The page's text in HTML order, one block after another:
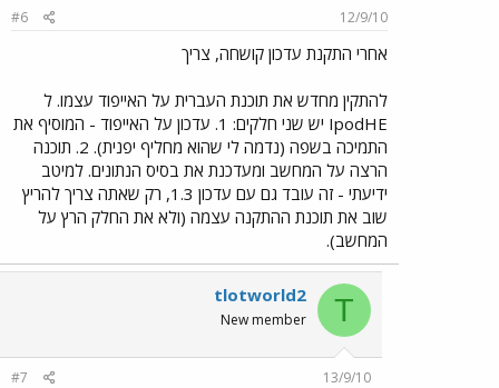
12/9/10
#6
אחרי התקנת עדכון קושחה, צריך
להתקין מחדש את תוכנת העברית על האייפוד עצמו. ל
IpodHE יש שני חלקים: 1. עדכון על האייפוד - המוסיף את
התמיכה בשפה (נדמה לי שהוא מחליף יפנית). 2. תוכנה
הרצה על המחשב ומעדכנת את בסיס הנתונים. למיטב
ידיעתי - זה עובד גם עם עדכון 1.3, רק שאתה צריך להריץ
שוב את תוכנת ההתקנה עצמה (ולא את החלק הרץ על
המחשב).
T
tlotworld2
New member
13/9/10
#7